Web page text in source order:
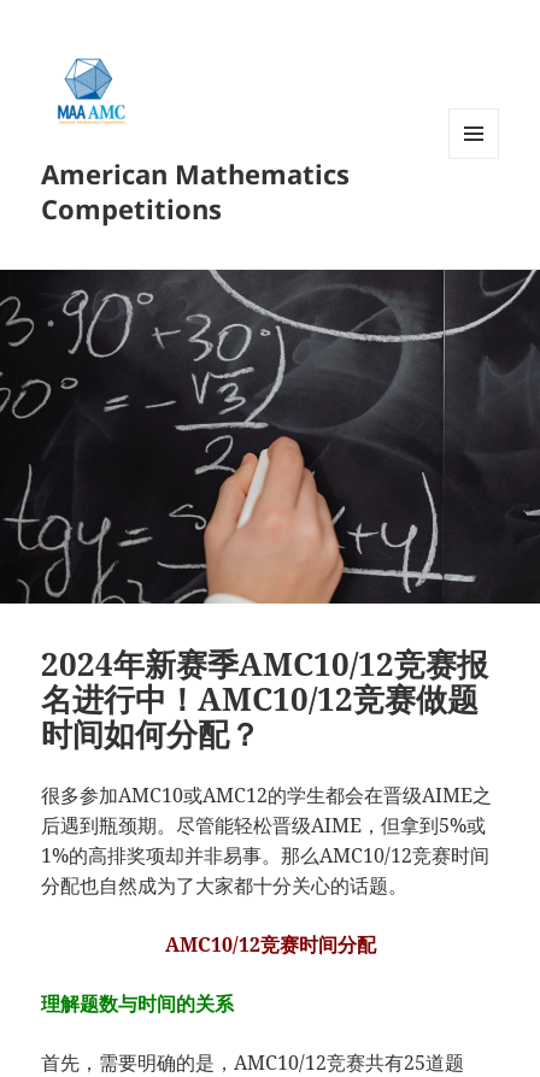
American Mathematics
Competitions
2024年新赛季AMC10/12竞赛报
名进行中！AMC10/12竞赛做题
时间如何分配？
很多参加AMC10或AMC12的学生都会在晋级AIME之
后遇到瓶颈期。尽管能轻松晋级AIME，但拿到5%或
1%的高排奖项却并非易事。那么AMC10/12竞赛时间
分配也自然成为了大家都十分关心的话题。
AMC10/12竞赛时间分配
理解题数与时间的关系
首先，需要明确的是，AMC10/12竞赛共有25道题